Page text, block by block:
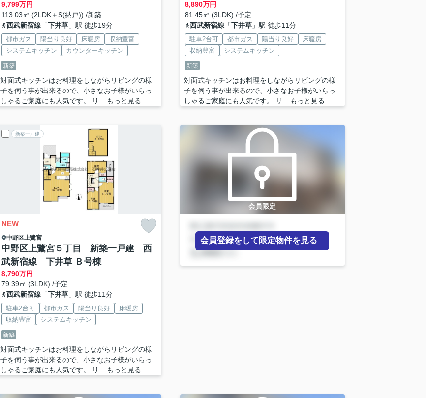
9,799万円
113.03㎡ (2LDK＋S(納戸)) /新築
西武新宿線「下井草」駅 徒歩19分
都市ガス 陽当り良好 床暖房
収納豊富
システムキッチン
カウンターキッチン
新築
対面式キッチンはお料理をしながらリビングの様
子を伺う事が出来るので、小さなお子様がいらっ
しゃるご家庭にも人気です。 リ...
もっと見る
8,890万円
81.45㎡ (3LDK) /予定
西武新宿線「下井草」駅 徒歩11分
駐車2台可 都市ガス 陽当り良好
床暖房
収納豊富
システムキッチン
新築
対面式キッチンはお料理をしながらリビングの様
子を伺う事が出来るので、小さなお子様がいらっ
しゃるご家庭にも人気です。 リ...
もっと見る
新築一戸建
NEW
中野区上鷺宮
中野区上鷺宮５丁目 新築一戸建 西
武新宿線 下井草 Ｂ号棟
8,790万円
79.39㎡ (3LDK) /予定
西武新宿線「下井草」駅 徒歩11分
駐車2台可 都市ガス 陽当り良好
床暖房
収納豊富
システムキッチン
新築
対面式キッチンはお料理をしながらリビングの様
子を伺う事が出来るので、小さなお子様がいらっ
しゃるご家庭にも人気です。 リ...
もっと見る
会員限定
会員登録をして限定物件を見る